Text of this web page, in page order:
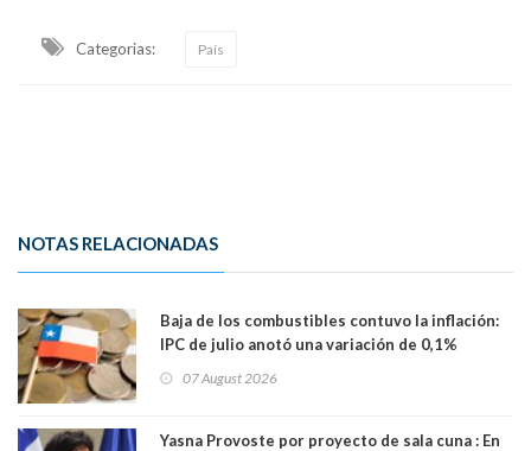
Categorias: País
NOTAS RELACIONADAS
Baja de los combustibles contuvo la inflación:
IPC de julio anotó una variación de 0,1%
07 August 2026
Yasna Provoste por proyecto de sala cuna : En